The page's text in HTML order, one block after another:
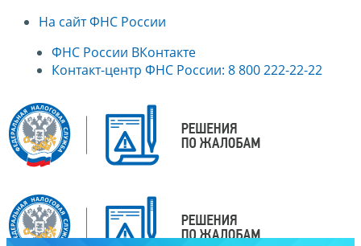
На сайт ФНС России
ФНС России ВКонтакте
Контакт-центр ФНС России: 8 800 222-22-22